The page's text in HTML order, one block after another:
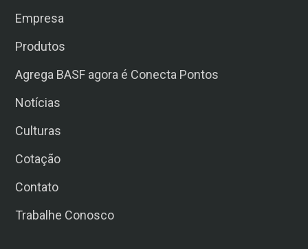
Empresa
Produtos
Agrega BASF agora é Conecta Pontos
Notícias
Culturas
Cotação
Contato
Trabalhe Conosco